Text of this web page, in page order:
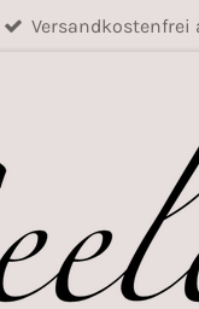
Versandkostenfrei